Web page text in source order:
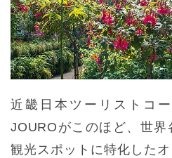
近畿日本ツーリストコ
JOUROがこのほど、世界
観光スポットに特化した